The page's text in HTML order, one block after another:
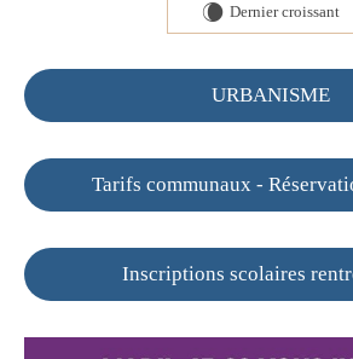
W Dernier croissant
URBANISME
Tarifs communaux -
Inscriptions scolaires